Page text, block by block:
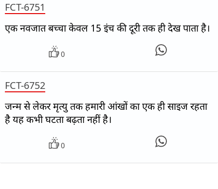
FCT-6751
एक नवजात बच्चा केवल 15 इंच की दूरी तक ही देख पाता है।
0
FCT-6752
जन्म से लेकर मृत्यु तक हमारी आंखों का एक ही साइज रहता
है यह कभी घटता बढ़ता नहीं है।
0